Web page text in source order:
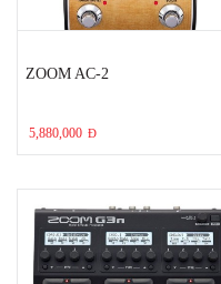
ZOOM AC-2
5,880,000 Đ